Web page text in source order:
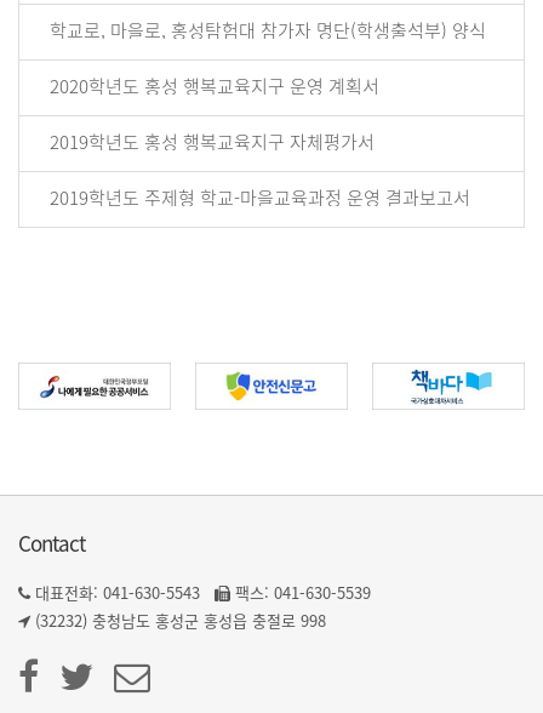
학교로, 마을로, 홍성탐험대 참가자 명단(학생출석부) 양식
2020학년도 홍성 행복교육지구 운영 계획서
2019학년도 홍성 행복교육지구 자체평가서
2019학년도 주제형 학교-마을교육과정 운영 결과보고서
Contact
대표전화: 041-630-5543
팩스: 041-630-5539
(32232) 충청남도 홍성군 홍성읍 충절로 998